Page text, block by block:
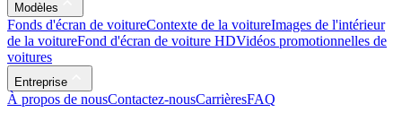
Modèles
Fonds d'écran de voitureContexte de la voitureImages de l'intérieur
de la voitureFond d'écran de voiture HDVidéos promotionnelles de
voitures
Entreprise
À propos de nousContactez-nousCarrièresFAQ